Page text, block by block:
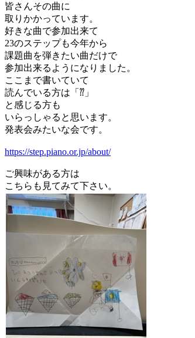
皆さんその曲に
取りかかっています。
好きな曲で参加出来て
23のステップも今年から
課題曲を弾きたい曲だけで
参加出来るようになりました。
ここまで書いていて
読んでいる方は「⁇」
と感じる方も
いらっしゃると思います。
発表会みたいな会です。
https://step.piano.or.jp/about/
ご興味がある方は
こちらも見てみて下さい。